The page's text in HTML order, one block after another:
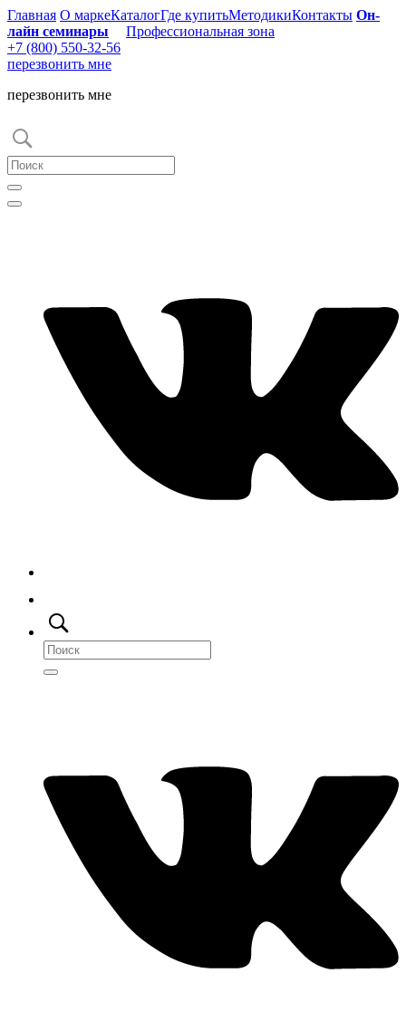
Главная О маркеКаталогГде купитьМетодикиКонтакты Он-
лайн семинары
Профессиональная зона
+7 (800) 550-32-56
перезвонить мне
перезвонить мне